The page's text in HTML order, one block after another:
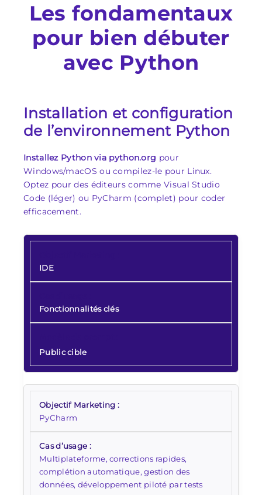
Les fondamentaux
pour bien débuter
avec Python
Installation et configuration
de l’environnement Python
Installez Python via python.org pour
Windows/macOS ou compilez-le pour Linux.
Optez pour des éditeurs comme Visual Studio
Code (léger) ou PyCharm (complet) pour coder
efficacement.
IDE
Fonctionnalités clés
Public cible
PyCharm
Multiplateforme, corrections rapides,
complétion automatique, gestion des
données, développement piloté par tests